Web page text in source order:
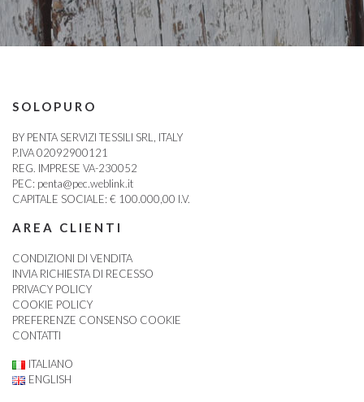
SOLOPURO
BY PENTA SERVIZI TESSILI SRL, ITALY
P.IVA 02092900121
REG. IMPRESE VA-230052
PEC: penta@pec.weblink.it
CAPITALE SOCIALE: € 100.000,00 I.V.
AREA CLIENTI
CONDIZIONI DI VENDITA
INVIA RICHIESTA DI RECESSO
PRIVACY POLICY
COOKIE POLICY
PREFERENZE CONSENSO COOKIE
CONTATTI
ITALIANO
ENGLISH